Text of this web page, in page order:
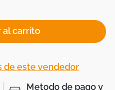
al carrito
de este vendedor
Metodo de pago y